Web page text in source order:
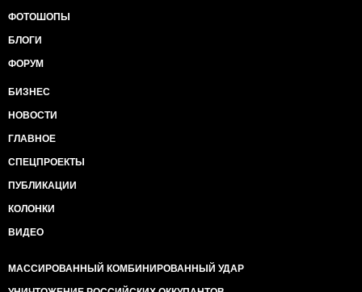
ФОТОШОПЫ
БЛОГИ
ФОРУМ
БИЗНЕС
НОВОСТИ
ГЛАВНОЕ
СПЕЦПРОЕКТЫ
ПУБЛИКАЦИИ
КОЛОНКИ
ВИДЕО
МАССИРОВАННЫЙ КОМБИНИРОВАННЫЙ УДАР